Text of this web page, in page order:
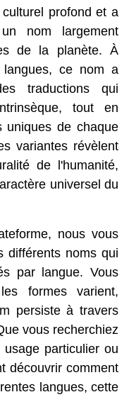
profond et a
nom largement
de la planète. À
langues, ce nom a
traductions qui
tout en
uniques de chaque
variantes révèlent
de l'humanité,
universel du
nous vous
différents noms qui
par langue. Vous
formes varient,
persiste à travers
vous recherchiez
particulier ou
découvrir comment
langues, cette